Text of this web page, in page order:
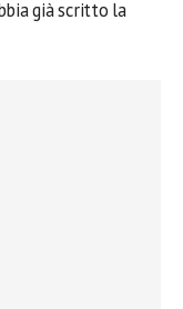
già scritto la